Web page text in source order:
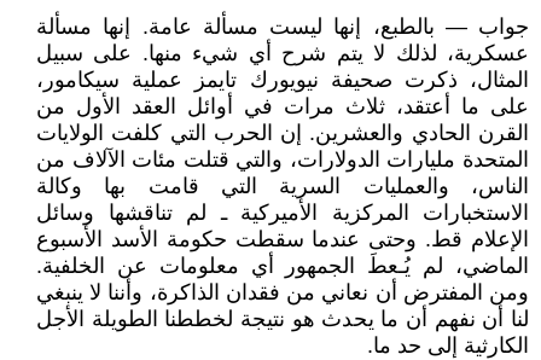
جواب — بالطبع، إنها ليست مسألة عامة. إنها مسألة
عسكرية، لذلك لا يتم شرح أي شيء منها. على سبيل
المثال، ذكرت صحيفة نيويورك تايمز عملية سيكامور،
على ما أعتقد، ثلاث مرات في أوائل العقد الأول من
القرن الحادي والعشرين. إن الحرب التي كلفت الولايات
المتحدة مليارات الدولارات، والتي قتلت مئات الآلاف من
الناس، والعمليات السرية التي قامت بها وكالة
الاستخبارات المركزية الأميركية ـ لم تناقشها وسائل
الإعلام قط. وحتى عندما سقطت حكومة الأسد الأسبوع
الماضي، لم يُـعطَ الجمهور أي معلومات عن الخلفية.
ومن المفترض أن نعاني من فقدان الذاكرة، وأننا لا ينبغي
لنا أن نفهم أن ما يحدث هو نتيجة لخططنا الطويلة الأجل
الكارثية إلى حد ما.